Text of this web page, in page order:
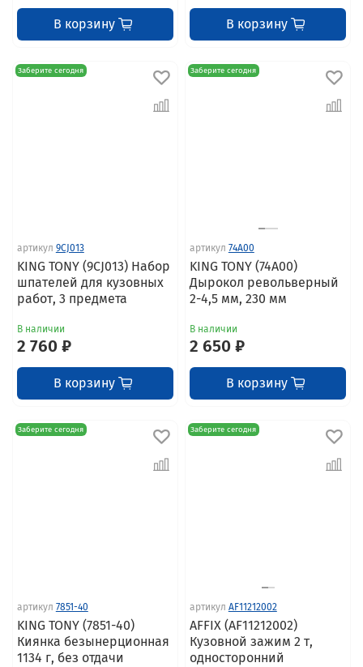
В корзину В корзину
Заберите сегодня
артикул 9CJ013
KING TONY (9CJ013) Набор
шпателей для кузовных
работ, 3 предмета
В наличии
2 760 ₽
В корзину
Заберите сегодня
артикул 74A00
KING TONY (74A00)
Дырокол револьверный
2-4,5 мм, 230 мм
В наличии
2 650 ₽
В корзину
Заберите сегодня
артикул 7851-40
KING TONY (7851-40)
Киянка безынерционная
1134 г, без отдачи
Заберите сегодня
артикул AF11212002
AFFIX (AF11212002)
Кузовной зажим 2 т,
односторонний